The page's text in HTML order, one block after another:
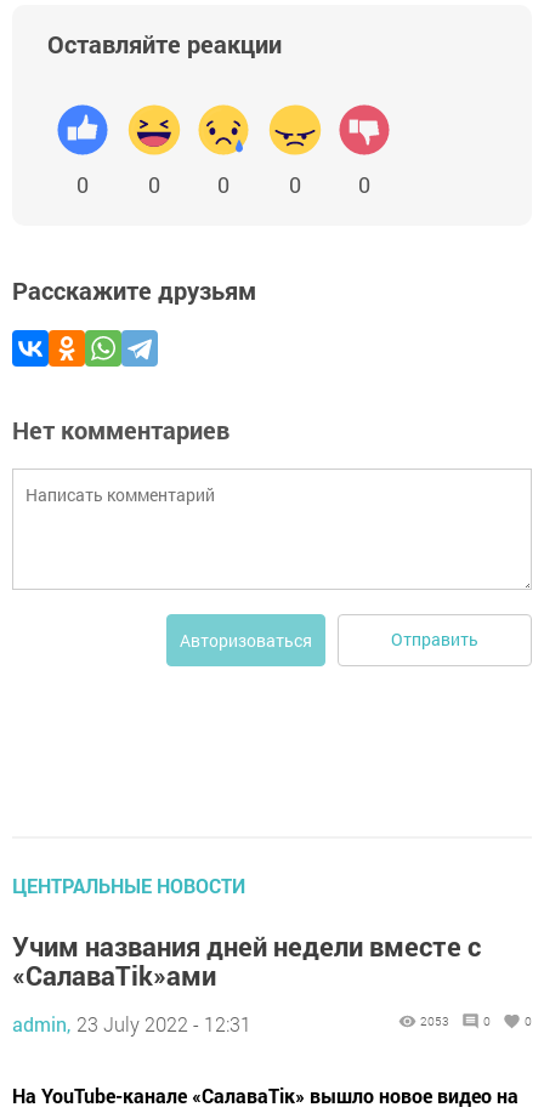
Оставляйте реакции
0 0 0 0 0
Расскажите друзьям
Нет комментариев
Авторизоваться Отправить
ЦЕНТРАЛЬНЫЕ НОВОСТИ
Учим названия дней недели вместе с
«СалаваTik»ами
admin, 23 July 2022 - 12:31 2053 0 0
На YouTube-канале «СалаваТік» вышло новое видео на